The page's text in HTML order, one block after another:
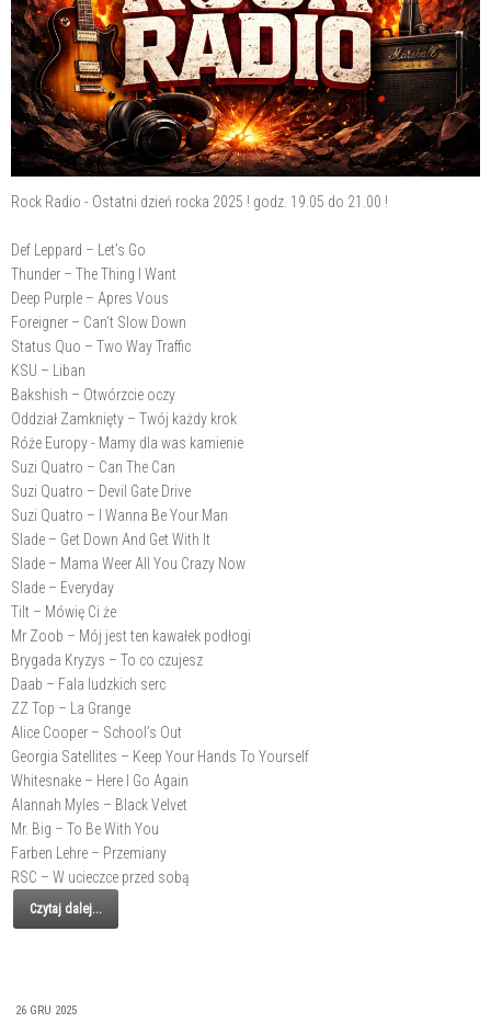
Rock Radio - Ostatni dzień rocka 2025 ! godz. 19.05 do 21.00 !
Def Leppard – Let’s Go
Thunder – The Thing I Want
Deep Purple – Apres Vous
Foreigner – Can’t Slow Down
Status Quo – Two Way Traffic
KSU – Liban
Bakshish – Otwórzcie oczy
Oddział Zamknięty – Twój każdy krok
Róże Europy - Mamy dla was kamienie
Suzi Quatro – Can The Can
Suzi Quatro – Devil Gate Drive
Suzi Quatro – I Wanna Be Your Man
Slade – Get Down And Get With It
Slade – Mama Weer All You Crazy Now
Slade – Everyday
Tilt – Mówię Ci że
Mr Zoob – Mój jest ten kawałek podłogi
Brygada Kryzys – To co czujesz
Daab – Fala ludzkich serc
ZZ Top – La Grange
Alice Cooper – School’s Out
Georgia Satellites – Keep Your Hands To Yourself
Whitesnake – Here I Go Again
Alannah Myles – Black Velvet
Mr. Big – To Be With You
Farben Lehre – Przemiany
RSC – W ucieczce przed sobą
Czytaj dalej...
26 GRU 2025